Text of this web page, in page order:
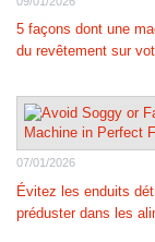
5 façons dont une
du revêtement sur
07/01/2026
Évitez les enduits
préduster dans les